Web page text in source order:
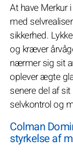
At have Merkur
med
sikkerhed.
og kræver
nærmer sig sit
oplever ægte
senere del af
selvkontrol og
Colman
styrkelse af